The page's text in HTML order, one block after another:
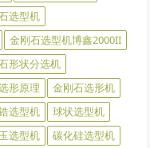
选型机
金刚石选型机博鑫2000II
形状分选机
形原理
金刚石选形机
选型机
球状选型机
选型机 碳化硅选型机